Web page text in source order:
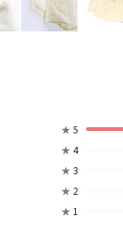
★ 5
★ 4
★ 3
★ 2
★ 1